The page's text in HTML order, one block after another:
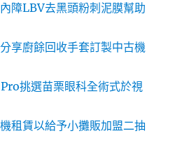
障LBV去黑頭粉刺泥膜幫助
享廚餘回收手套訂製中古機
挑選苗栗眼科全術式於視
租賃以給予小攤販加盟二抽